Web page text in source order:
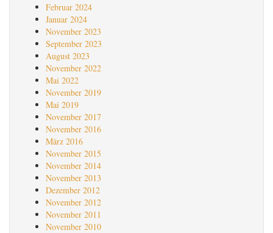
Februar 2024
Januar 2024
November 2023
September 2023
August 2023
November 2022
Mai 2022
November 2019
Mai 2019
November 2017
November 2016
März 2016
November 2015
November 2014
November 2013
Dezember 2012
November 2012
November 2011
November 2010